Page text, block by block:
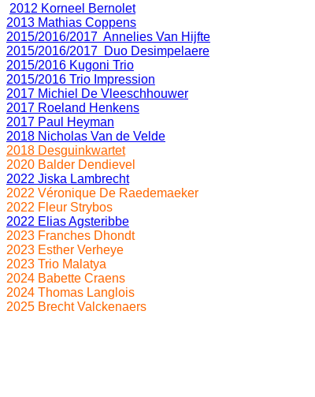
2012 Korneel Bernolet
2013 Mathias Coppens
2015/2016/2017 Annelies Van Hijfte
2015/2016/2017 Duo Desimpelaere
2015/2016 Kugoni Trio
2015/2016 Trio Impression
2017 Michiel De Vleeschhouwer
2017 Roeland Henkens
2017 Paul Heyman
2018 Nicholas Van de Velde
2018 Desguinkwartet
2020 Balder Dendievel
2022 Jiska Lambrecht
2022 Véronique De Raedemaeker
2022 Fleur Strybos
2022 Elias Agsteribbe
2023 Franches Dhondt
2023 Esther Verheye
2023 Trio Malatya
2024 Babette Craens
2024 Thomas Langlois
2025 Brecht Valckenaers